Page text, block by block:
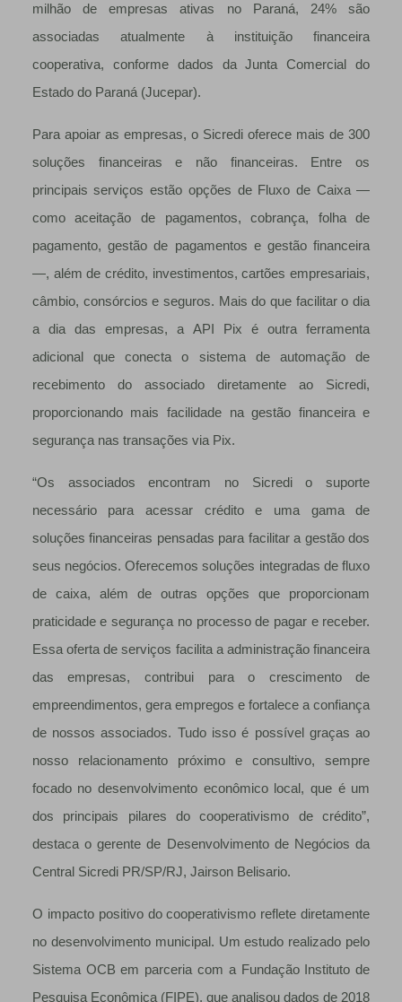
milhão de empresas ativas no Paraná, 24% são
associadas atualmente à instituição financeira
cooperativa, conforme dados da Junta Comercial do
Estado do Paraná (Jucepar).
Para apoiar as empresas, o Sicredi oferece mais de 300
soluções financeiras e não financeiras. Entre os
principais serviços estão opções de Fluxo de Caixa —
como aceitação de pagamentos, cobrança, folha de
pagamento, gestão de pagamentos e gestão financeira
—, além de crédito, investimentos, cartões empresariais,
câmbio, consórcios e seguros. Mais do que facilitar o dia
a dia das empresas, a API Pix é outra ferramenta
adicional que conecta o sistema de automação de
recebimento do associado diretamente ao Sicredi,
proporcionando mais facilidade na gestão financeira e
segurança nas transações via Pix.
“Os associados encontram no Sicredi o suporte
necessário para acessar crédito e uma gama de
soluções financeiras pensadas para facilitar a gestão dos
seus negócios. Oferecemos soluções integradas de fluxo
de caixa, além de outras opções que proporcionam
praticidade e segurança no processo de pagar e receber.
Essa oferta de serviços facilita a administração financeira
das empresas, contribui para o crescimento de
empreendimentos, gera empregos e fortalece a confiança
de nossos associados. Tudo isso é possível graças ao
nosso relacionamento próximo e consultivo, sempre
focado no desenvolvimento econômico local, que é um
dos principais pilares do cooperativismo de crédito”,
destaca o gerente de Desenvolvimento de Negócios da
Central Sicredi PR/SP/RJ, Jairson Belisario.
O impacto positivo do cooperativismo reflete diretamente
no desenvolvimento municipal. Um estudo realizado pelo
Sistema OCB em parceria com a Fundação Instituto de
Pesquisa Econômica (FIPE), que analisou dados de 2018